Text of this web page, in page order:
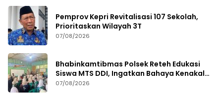
Pemprov Kepri Revitalisasi 107 Sekolah,
Prioritaskan Wilayah 3T
07/08/2026
Bhabinkamtibmas Polsek Reteh Edukasi
Siswa MTS DDI, Ingatkan Bahaya Kenakalan
Remaja
07/08/2026